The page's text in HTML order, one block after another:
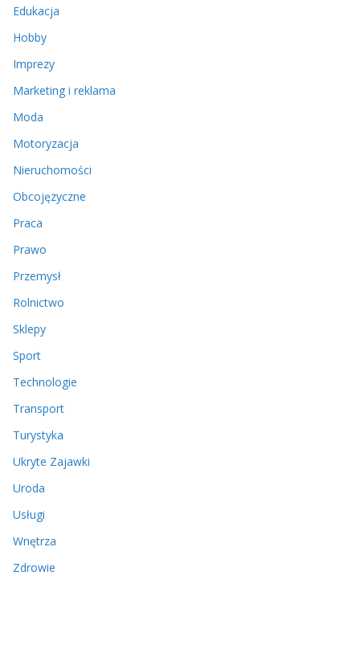
Edukacja
Hobby
Imprezy
Marketing i reklama
Moda
Motoryzacja
Nieruchomości
Obcojęzyczne
Praca
Prawo
Przemysł
Rolnictwo
Sklepy
Sport
Technologie
Transport
Turystyka
Ukryte Zajawki
Uroda
Usługi
Wnętrza
Zdrowie